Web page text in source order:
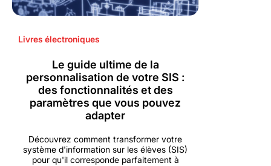
Livres électroniques
Le guide ultime de la
personnalisation de votre SIS :
des fonctionnalités et des
paramètres que vous pouvez
adapter
Découvrez comment transformer votre
système d'information sur les élèves (SIS)
pour qu'il corresponde parfaitement à